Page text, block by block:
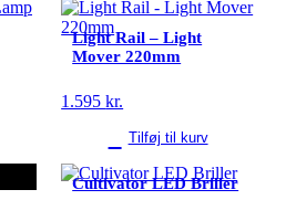
Light Rail – Light
Mover 220mm
1.595kr.
Tilføj til kurv
Cultivator LED Briller